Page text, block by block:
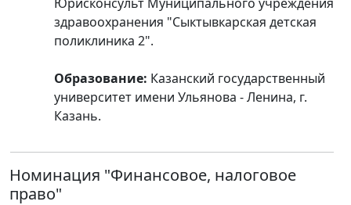
здравоохранения "Сыктывкарская детская
поликлиника 2".
Образование: Казанский государственный
университет имени Ульянова - Ленина, г.
Казань.
Номинация "Финансовое, налоговое
право"